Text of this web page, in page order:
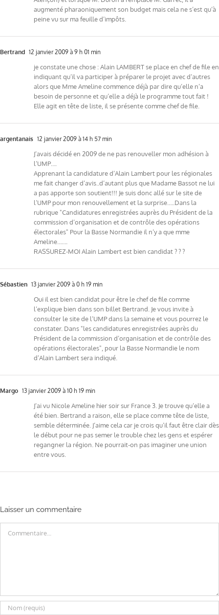
augmenté pharaoniquement son budget mais cela ne s’est qu’à
peine vu sur ma feuille d’impôts.
Bertrand 12 janvier 2009 à 9 h 01 min
je constate une chose : Alain LAMBERT se place en chef de file en
indiquant qu’il va participer à préparer le projet avec d’autres
alors que Mme Ameline commence déjà par dire qu’elle n’a
besoin de personne et qu’elle a déjà le programme tout fait !
Elle agit en tête de liste, il se présente comme chef de file.
argentanais 12 janvier 2009 à 14 h 57 min
J’avais décidé en 2009 de ne pas renouveller mon adhésion à
l’UMP….
Apprenant la candidature d’Alain Lambert pour les régionales
me fait changer d’avis..d’autant plus que Madame Bassot ne lui
a pas apporte son soutient!!! Je suis donc allé sur le site de
l’UMP pour mon renouvellement et la surprise…..Dans la
rubrique "Candidatures enregistrées auprès du Président de la
commission d’organisation et de contrôle des opérations
électorales" Pour la Basse Normandie il n’y a que mme
Ameline…….
RASSUREZ-MOI Alain Lambert est bien candidat ? ? ?
Sébastien 13 janvier 2009 à 0 h 19 min
Oui il est bien candidat pour être le chef de file comme
l’explique bien dans son billet Bertrand. Je vous invite à
consulter le site de l’UMP dans la semaine et vous pourrez le
constater. Dans "les candidatures enregistrées auprès du
Président de la commission d’organisation et de contrôle des
opérations électorales", pour la Basse Normandie le nom
d’Alain Lambert sera indiqué.
Margo 13 janvier 2009 à 10 h 19 min
J’ai vu Nicole Ameline hier soir sur France 3. Je trouve qu’elle a
été bien. Bertrand a raison, elle se place comme tête de liste,
semble déterminée. J’aime cela car je crois qu’il faut être clair dès
le début pour ne pas semer le trouble chez les gens et espérer
regangner la région. Ne pourrait-on pas imaginer une union
entre vous.
Laisser un commentaire